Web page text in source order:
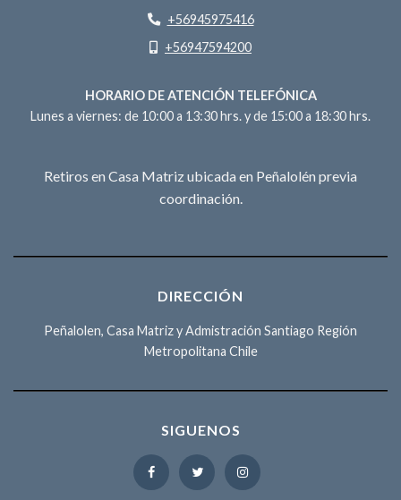
+56945975416
+56947594200
HORARIO DE ATENCIÓN TELEFÓNICA
Lunes a viernes: de 10:00 a 13:30 hrs. y de 15:00 a 18:30 hrs.
Retiros en Casa Matriz ubicada en Peñalolén previa
coordinación.
DIRECCIÓN
Peñalolen, Casa Matriz y Admistración Santiago Región
Metropolitana Chile
SIGUENOS